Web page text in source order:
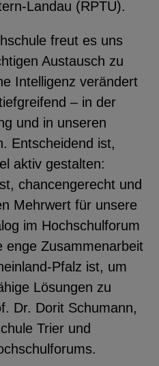
Landau (RPTU).
freut es uns
Austausch zu
Intelligenz verändert
– in der
und in unseren
Entscheidend ist,
aktiv gestalten:
chancengerecht und
Mehrwert für unsere
im Hochschulforum
enge Zusammenarbeit
Pfalz ist, um
Lösungen zu
Dr. Dorit Schumann,
Trier und